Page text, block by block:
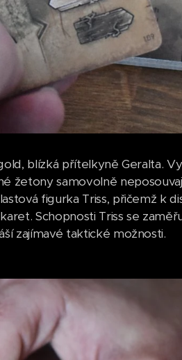
blízká přítelkyně Geralta.
žetony samovolně
figurka Triss, přičemž k
Schopnosti Triss se
zajímavé taktické možnosti.